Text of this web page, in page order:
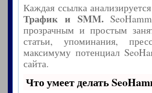
Каждая ссылка
Трафик и SMM.
прозрачным и простым
статьи, упоминания,
максимуму потенциал
сайта.
Что умеет делать